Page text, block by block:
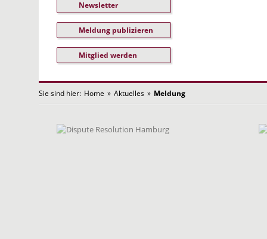
Newsletter
Meldung publizieren
Mitglied werden
Sie sind hier: Home » Aktuelles » Meldung